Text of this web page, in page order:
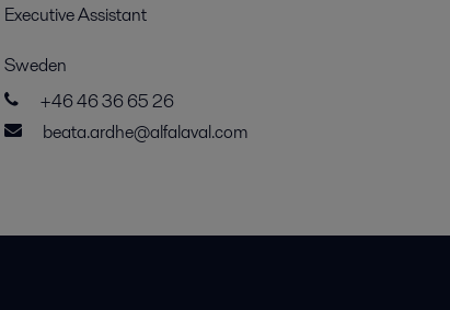
Executive Assistant
Sweden
+46 46 36 65 26
beata.ardhe@alfalaval.com